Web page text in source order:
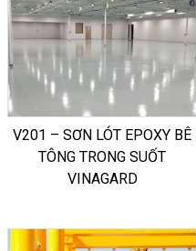
V201 – SƠN LÓT EPOXY BÊ
TÔNG TRONG SUỐT
VINAGARD